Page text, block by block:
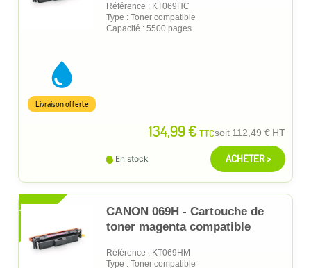
Référence : KT069HC
Type : Toner compatible
Capacité : 5500 pages
134,99 € TTCsoit 112,49 € HT
Livraison offerte
En stock ACHETER >
XL
CANON 069H - Cartouche de
toner magenta compatible
Référence : KT069HM
Type : Toner compatible